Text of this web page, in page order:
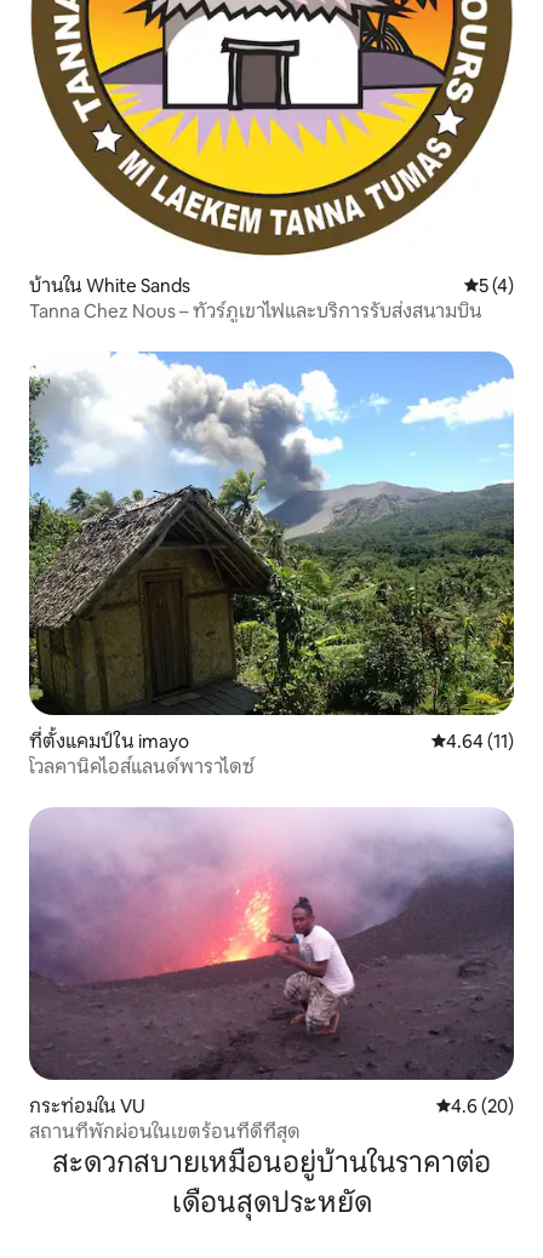
บ้านใน White Sands คะแนนเฉ
5 (4)
Tanna Chez Nous – ทัวร์ภูเขาไฟและบริการรับส่งสนามบิน
ที่ตั้งแคมป์ใน imayo คะแนนเฉลี่ย
4.64 (11)
โวลคานิคไอส์แลนด์พาราไดซ์
กระท่อมใน VU คะแนนเฉลี่ย
4.6 (20)
สถานที่พักผ่อนในเขตร้อนที่ดีที่สุด
สะดวกสบายเหมือนอยู่บ้านในราคาต่อ
เดือนสุดประหยัด